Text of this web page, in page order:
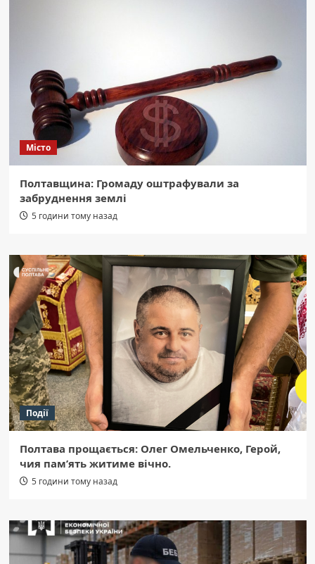
Місто
Полтавщина: Громаду оштрафували за
забруднення землі
5 години тому назад
Події
Полтава прощається: Олег Омельченко, Герой,
чия пам’ять житиме вічно.
5 години тому назад